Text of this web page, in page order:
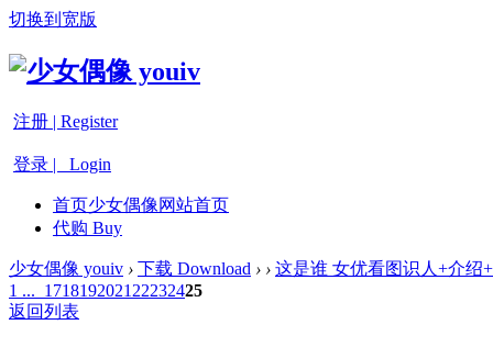
切换到宽版
注册 | Register
登录 | Login
首页少女偶像网站首页
代购 Buy
少女偶像 youiv › 下载 Download › › 这是谁 女优看图识人+介绍
1 ... 1718192021 22232425
返回列表